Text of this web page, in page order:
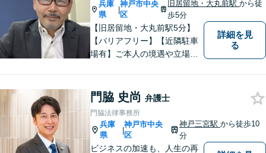
ご相談にも対応
兵庫
県
|
神戸市中央
区
旧居留地・大丸前駅から徒
歩5分
【旧居留地・大丸前駅5分】
【バリアフリー】【近隣駐車
場有】ご本人の境遇や立場な
導くことで、必ず、人生を好
転させることができると信じ
ております。お困りの方は、
ぜひご相談ください。
詳細を見
る
門脇 史尚 弁護士
門脇法律事務所
兵庫
県
|
神戸市中央
区
神戸三宮駅 から徒歩10
分
ビジネスの加速も、人生の再